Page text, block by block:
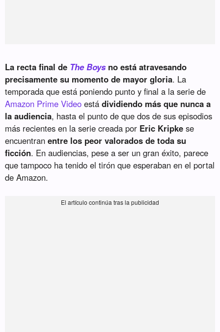
La recta final de The Boysno está atravesando
precisamente su momento de mayor gloria. La
temporada que está poniendo punto y final a la serie de
Amazon Prime Video estádividiendo más que nunca a
la audiencia, hasta el punto de que dos de sus episodios
más recientes en la serie creada por Eric Kripke se
encuentranentre los peor valorados de toda su
ficción. En audiencias, pese a ser un gran éxito, parece
que tampoco ha tenido el tirón que esperaban en el portal
de Amazon.